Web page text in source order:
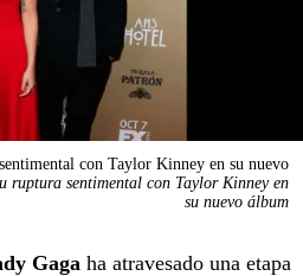
con Taylor Kinney en su nuevo
ruptura sentimental con Taylor Kinney en
su nuevo álbum
Gaga ha atravesado una etapa